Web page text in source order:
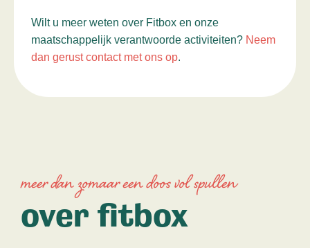
Wilt u meer weten over Fitbox en onze
maatschappelijk verantwoorde activiteiten? Neem
dan gerust contact met ons op.
meer dan zomaar een doos vol spullen
over fitbox